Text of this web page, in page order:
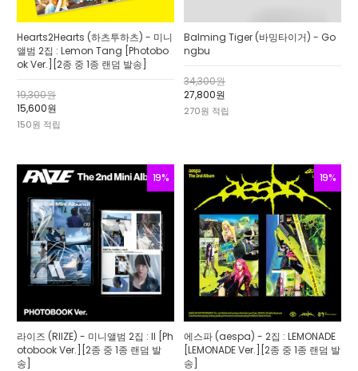
Hearts2Hearts (하츠투하츠) - 미니
앨범 2집 : Lemon Tang [Photobo
ok Ver.][2종 중 1종 랜덤 발송]
19,300원
15,600원
150원 적립
Balming Tiger (바밍타이거) - Go
ngbu
34,300원
27,800원
270원 적립
19%
라이즈 (RIIZE) - 미니앨범 2집 : II [Ph
otobook Ver.][2종 중 1종 랜덤 발
송]
19%
에스파 (aespa) - 2집 : LEMONADE
[LEMONADE Ver.][2종 중 1종 랜덤 발
송]